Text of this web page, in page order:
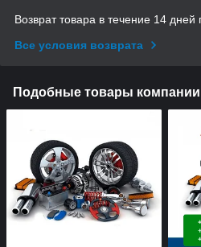
Возврат товара в течение 14 дней
Все условия возврата
Подобные товары компании